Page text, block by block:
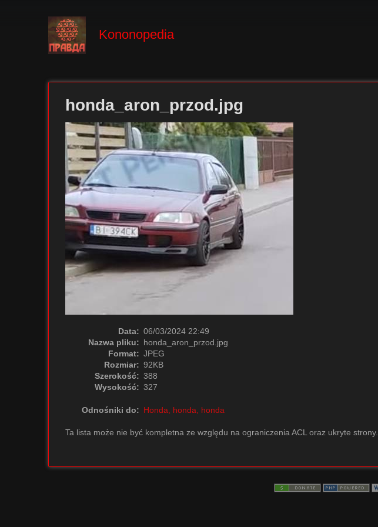
Kononopedia
honda_aron_przod.jpg
Data: 06/03/2024 22:49
Nazwa pliku: honda_aron_przod.jpg
Format: JPEG
Rozmiar: 92KB
Szerokość: 388
Wysokość: 327
Odnośniki do: Honda, honda, honda
Ta lista może nie być kompletna ze względu na ograniczenia ACL oraz ukryte strony.